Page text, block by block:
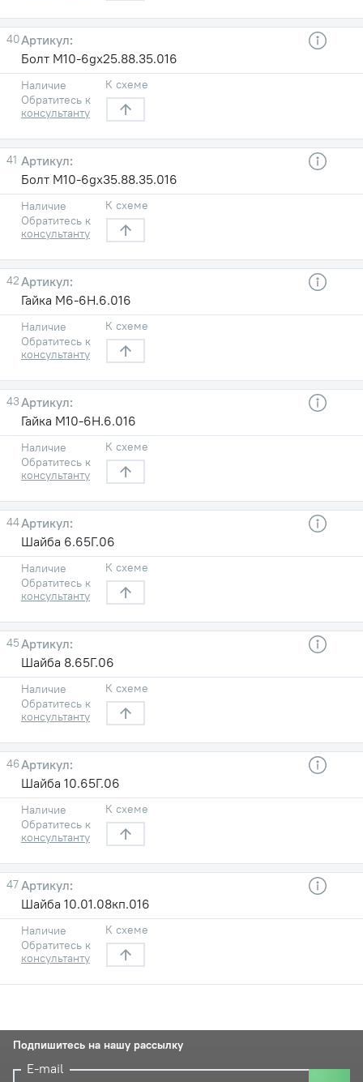
40
Болт М10-6gx25.88.35.016
Наличие
Обратитесь к
консультанту
К схеме
41
Болт М10-6gx35.88.35.016
Наличие
Обратитесь к
консультанту
К схеме
42
Гайка М6-6Н.6.016
Наличие
Обратитесь к
консультанту
К схеме
43
Гайка М10-6Н.6.016
Наличие
Обратитесь к
консультанту
К схеме
44
Шайба 6.65Г.06
Наличие
Обратитесь к
консультанту
К схеме
45
Шайба 8.65Г.06
Наличие
Обратитесь к
консультанту
К схеме
46
Шайба 10.65Г.06
Наличие
Обратитесь к
консультанту
К схеме
47
Шайба 10.01.08кп.016
Наличие
Обратитесь к
консультанту
К схеме
Подпишитесь на нашу рассылку
E-mail